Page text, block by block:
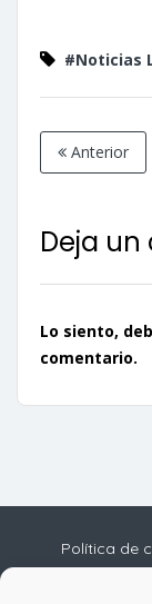
#Noticias
Anterior
Deja
Lo siento,
comentario.
Política de